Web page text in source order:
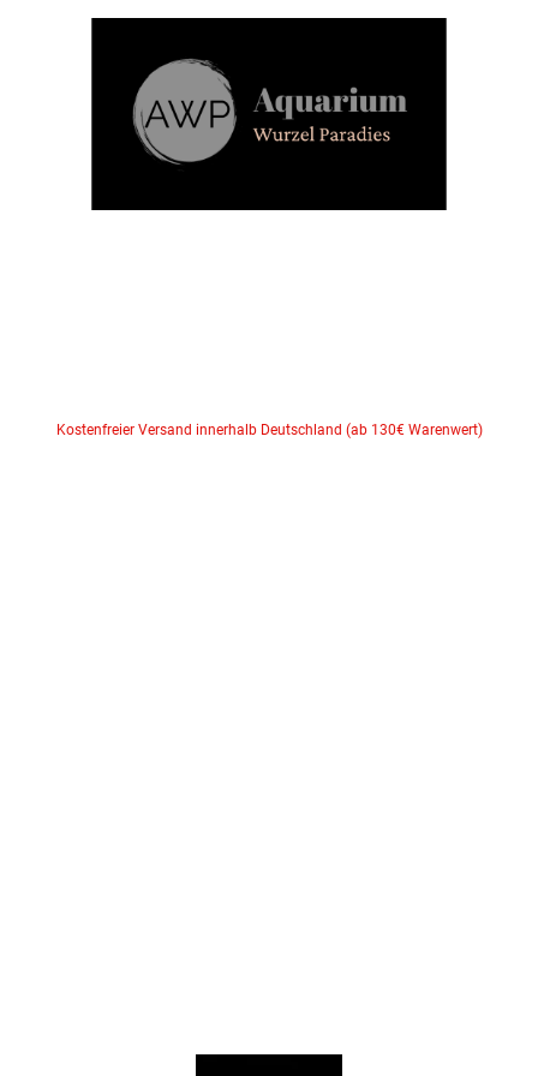
Kostenfreier Versand innerhalb Deutschland (ab 130€ Warenwert)